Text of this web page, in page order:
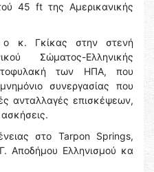
45 ft της Αμερικανικής
ο κ. Γκίκας στην στενή
Σώματος-Ελληνικής
των ΗΠΑ, που
συνεργασίας που
ανταλλαγές επισκέψεων,
στο Tarpon Springs,
Αποδήμου Ελληνισμού κα